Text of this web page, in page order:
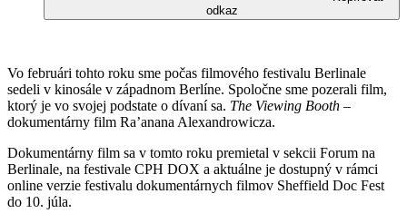
odkaz
Vo februári tohto roku sme počas filmového festivalu Berlinale
sedeli v kinosále v západnom Berlíne. Spoločne sme pozerali film,
ktorý je vo svojej podstate o dívaní sa. The Viewing Booth –
dokumentárny film Ra’anana Alexandrowicza.
Dokumentárny film sa v tomto roku premietal v sekcii Forum na
Berlinale, na festivale CPH DOX a aktuálne je dostupný v rámci
online verzie festivalu dokumentárnych filmov Sheffield Doc Fest
do 10. júla.